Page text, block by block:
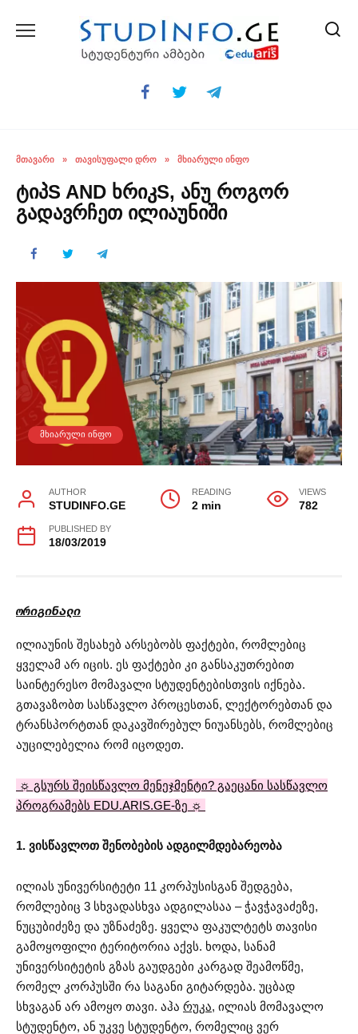
ᲛᲗᲐᲕᲐᲠᲘ » ᲗᲐᲕᲘᲡᲣᲤᲐᲚᲘ ᲓᲠᲝ » ᲛᲮᲘᲐᲠᲣᲚᲘ ᲘᲜᲤᲝ
ტიპS AND ხრიკS, ანუ როგორ
გადავრჩეთ ილიაუნიში
ᲛᲮᲘᲐᲠᲣᲚᲘ ᲘᲜᲤᲝ
AUTHOR
STUDINFO.GE
READING
2 min
VIEWS
782
PUBLISHED BY
18/03/2019
ორიგინალი
ილიაუნის შესახებ არსებობს ფაქტები, რომლებიც
ყველამ არ იცის. ეს ფაქტები კი განსაკუთრებით
საინტერესო მომავალი სტუდენტებისთვის იქნება.
გთავაზობთ სასწავლო პროცესთან, ლექტორებთან და
ტრანსპორტთან დაკავშირებულ ნიუანსებს, რომლებიც
აუცილებელია რომ იცოდეთ.
☼ გსურს შეისწავლო მენეჯმენტი? გაეცანი სასწავლო
პროგრამებს EDU.ARIS.GE-ზე ☼
1. ვისწავლოთ შენობების ადგილმდებარეობა
ილიას უნივერსიტეტი 11 კორპუსისგან შედგება,
რომლებიც 3 სხვადასხვა ადგილასაა – ჭავჭავაძეზე,
ნუცუბიძეზე და უზნაძეზე. ყველა ფაკულტეტს თავისი
გამოყოფილი ტერიტორია აქვს. ხოდა, სანამ
უნივერსიტეტის გზას გაუდგები კარგად შეამოწმე,
რომელ კორპუსში რა საგანი გიტარდება. უცბად
სხვაგან არ ამოყო თავი. აჰა რუკა, ილიას მომავალო
სტუდენტო, ან უკვე სტუდენტო, რომელიც ვერ